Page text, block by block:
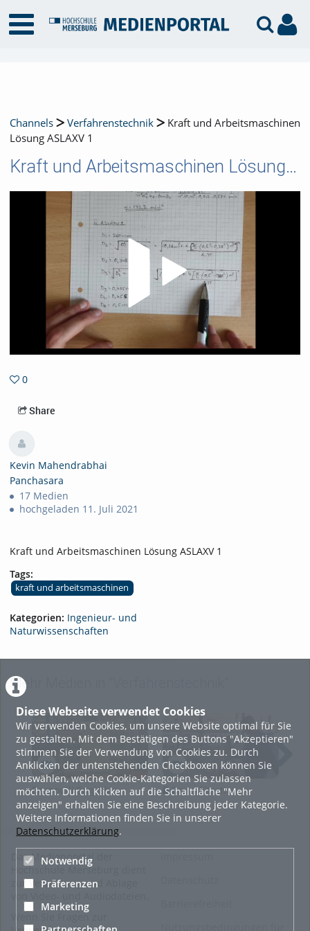
Diese Webseite verwendet Cookies
Wir verwenden Cookies, um unsere Website optimal für Sie
zu gestalten. Mit dem Bestätigen des Buttons "Akzeptieren"
stimmen Sie der Verwendung von Cookies zu. Durch
Anklicken der untenstehenden Checkboxen können Sie
auswählen, welche Cookie-Kategorien Sie zulassen
möchten. Durch Klicken auf die Schaltfläche "Mehr
anzeigen" erhalten Sie eine Beschreibung jeder Kategorie.
Weitere Informationen finden Sie in unserer
Datenschutzerklärung.
Notwendig
Präferenzen
Marketing
Channels Verfahrenstechnik
Kraft und Arbeitsmaschinen
Lösung ASLAXV 1
Kraft und Arbeitsmaschinen Lösung ASLAXV 1
0
Share
Kevin Mahendrabhai
Panchasara
17 Medien
hochgeladen 11. Juli 2021
Kraft und Arbeitsmaschinen Lösung ASLAXV 1
Tags:
kraft und arbeitsmaschinen
Kategorien: Ingenieur- und
Naturwissenschaften
Mehr Medien in "Verfahrenstechnik"
Bernoulli English Druckfiltration
Das Medienportal der
Hochschule Merseburg dient
zur Verwaltung und Ablage
Wenn Sie Fragen zur